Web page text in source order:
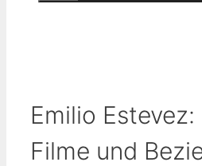
Emilio
Filme und